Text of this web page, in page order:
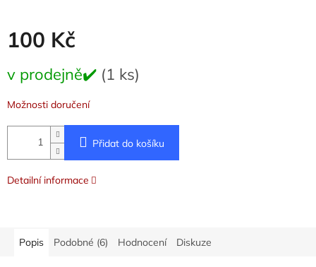
100 Kč
cena:
v prodejně✔️ (1 ks)
Možnosti doručení
Přidat do košíku
Detailní informace
Popis Podobné (6) Hodnocení Diskuze